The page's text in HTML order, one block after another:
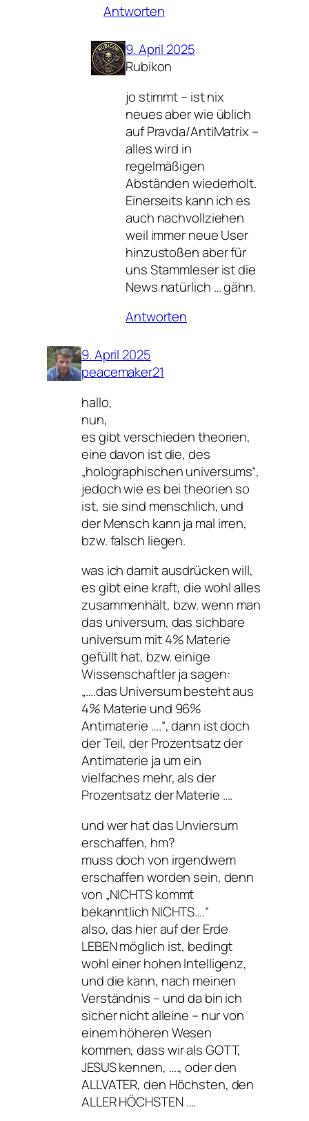
Antworten
9. April 2025
Rubikon
jo stimmt – ist nix
neues aber wie üblich
auf Pravda/AntiMatrix –
alles wird in
regelmäßigen
Abständen wiederholt.
Einerseits kann ich es
auch nachvollziehen
weil immer neue User
hinzustoßen aber für
uns Stammleser ist die
News natürlich … gähn.
Antworten
9. April 2025
peacemaker21
hallo,
nun,
es gibt verschieden theorien,
eine davon ist die, des
„holographischen universums“,
jedoch wie es bei theorien so
ist, sie sind menschlich, und
der Mensch kann ja mal irren,
bzw. falsch liegen.
was ich damit ausdrücken will,
es gibt eine kraft, die wohl alles
zusammenhält, bzw. wenn man
das universum, das sichbare
universum mit 4% Materie
gefüllt hat, bzw. einige
Wissenschaftler ja sagen:
„….das Universum besteht aus
4% Materie und 96%
Antimaterie ….“, dann ist doch
der Teil, der Prozentsatz der
Antimaterie ja um ein
vielfaches mehr, als der
Prozentsatz der Materie ….
und wer hat das Unviersum
erschaffen, hm?
muss doch von irgendwem
erschaffen worden sein, denn
von „NICHTS kommt
bekanntlich NICHTS….“
also, das hier auf der Erde
LEBEN möglich ist, bedingt
wohl einer hohen Intelligenz,
und die kann, nach meinen
Verständnis – und da bin ich
sicher nicht alleine – nur von
einem höheren Wesen
kommen, dass wir als GOTT,
JESUS kennen, …., oder den
ALLVATER, den Höchsten, den
ALLER HÖCHSTEN ….